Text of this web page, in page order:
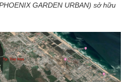
GARDEN URBAN) sở hữu